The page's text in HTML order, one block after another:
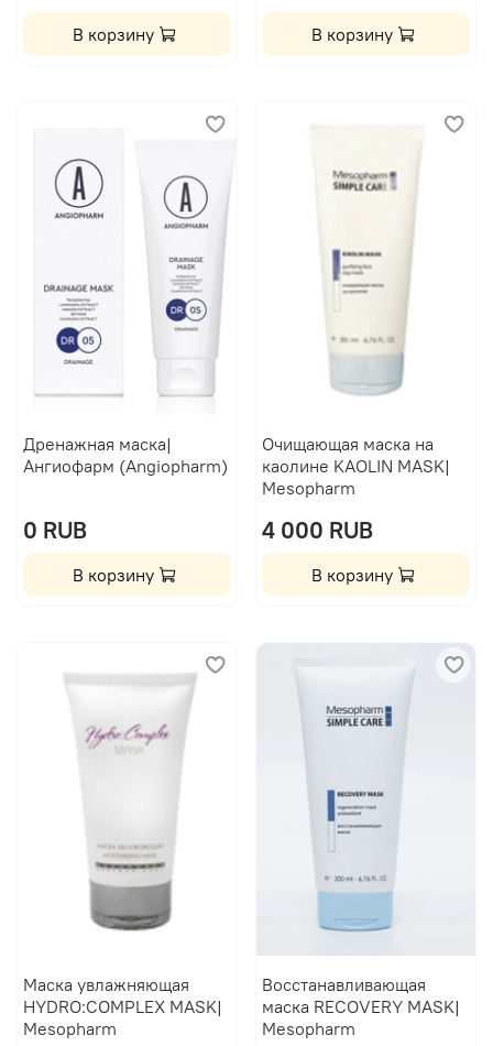
В корзину В корзину
Дренажная маска|
Ангиофарм (Angiopharm)
0 RUB
В корзину
Очищающая маска на
каолине KAOLIN MASK|
Mesopharm
4 000 RUB
В корзину
Маска увлажняющая
HYDRO:COMPLEX MASK|
Mesopharm
Восстанавливающая
маска RECOVERY MASK|
Mesopharm